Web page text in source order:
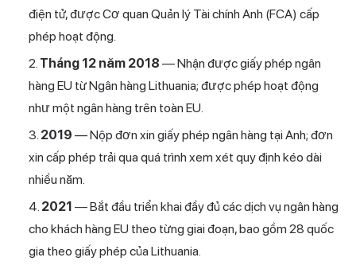
điện tử, được Cơ quan Quản lý Tài chính Anh (FCA) cấp
phép hoạt động.
Tháng 12 năm 2018 — Nhận được giấy phép ngân
hàng EU từ Ngân hàng Lithuania; được phép hoạt động
như một ngân hàng trên toàn EU.
2019 — Nộp đơn xin giấy phép ngân hàng tại Anh; đơn
xin cấp phép trải qua quá trình xem xét quy định kéo dài
nhiều năm.
2021 — Bắt đầu triển khai đầy đủ các dịch vụ ngân hàng
cho khách hàng EU theo từng giai đoạn, bao gồm 28 quốc
gia theo giấy phép của Lithuania.